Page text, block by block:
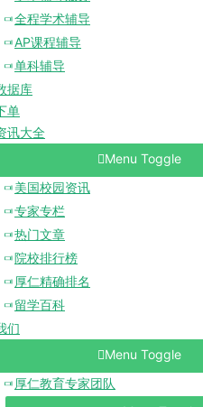
全程学术辅导
AP课程辅导
单科辅导
据库
单
讯大全
Menu Toggle
美国校园资讯
专家专栏
热门文章
院校排行榜
厚仁精确排名
留学百科
们
Menu Toggle
厚仁教育专家团队